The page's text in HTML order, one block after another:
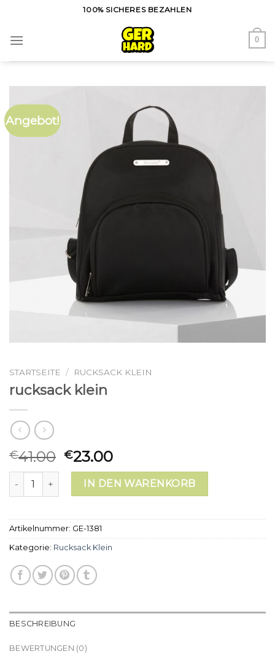
content
100% SICHERES BEZAHLEN
0
Angebot!
STARTSEITE / RUCKSACK KLEIN
rucksack klein
€41.00 €23.00
rucksack klein MengeIN DEN WARENKORB
Artikelnummer: GE-1381
Kategorie: Rucksack Klein
BESCHREIBUNG
BEWERTUNGEN (0)